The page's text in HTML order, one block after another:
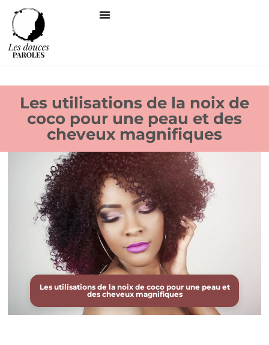
Les utilisations de la noix de
coco pour une peau et des
cheveux magnifiques
Les utilisations de la noix de coco pour une peau et
des cheveux magnifiques